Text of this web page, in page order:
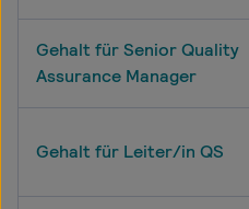
Gehalt für Senior Quality
Assurance Manager
Gehalt für Leiter/in QS